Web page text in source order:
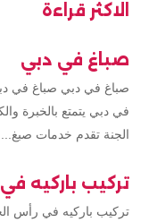
الاكثر قراءة
صباغ في دبي
صباغ في دبي صباغ في
في دبي يتمتع بالخبرة
الجنة تقدم خدمات
تركيب باركيه
تركيب باركيه في رأس